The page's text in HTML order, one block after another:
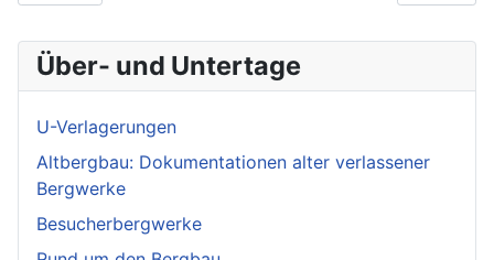
Über- und Untertage
U-Verlagerungen
Altbergbau: Dokumentationen alter verlassener
Bergwerke
Besucherbergwerke